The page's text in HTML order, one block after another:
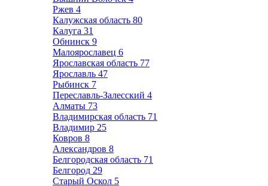
Ржев 4
Калужская область 80
Калуга 31
Обнинск 9
Малоярославец 6
Ярославская область 77
Ярославль 47
Рыбинск 7
Переславль-Залесский 4
Алматы 73
Владимирская область 71
Владимир 25
Ковров 8
Александров 8
Белгородская область 71
Белгород 29
Старый Оскол 5